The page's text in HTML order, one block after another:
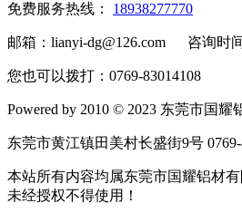
免费服务热线： 18938277770
邮箱：lianyi-dg@126.com 咨询时
您也可以拨打：0769-83014108
Powered by 2010 © 2023 东莞市国耀
东莞市黄江镇田美村长盛街9号 0769-
本站所有内容均属东莞市国耀铝材
未经授权不得使用！